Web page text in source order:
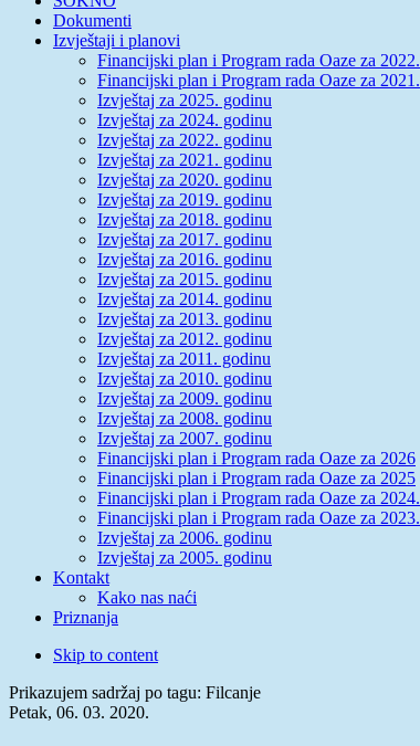
Dokumenti
Izvještaji i planovi
Financijski plan i Program rada Oaze za 2022.
Financijski plan i Program rada Oaze za 2021.
Izvještaj za 2025. godinu
Izvještaj za 2024. godinu
Izvještaj za 2022. godinu
Izvještaj za 2021. godinu
Izvještaj za 2020. godinu
Izvještaj za 2019. godinu
Izvještaj za 2018. godinu
Izvještaj za 2017. godinu
Izvještaj za 2016. godinu
Izvještaj za 2015. godinu
Izvještaj za 2014. godinu
Izvještaj za 2013. godinu
Izvještaj za 2012. godinu
Izvještaj za 2011. godinu
Izvještaj za 2010. godinu
Izvještaj za 2009. godinu
Izvještaj za 2008. godinu
Izvještaj za 2007. godinu
Financijski plan i Program rada Oaze za 2026
Financijski plan i Program rada Oaze za 2025
Financijski plan i Program rada Oaze za 2024.
Financijski plan i Program rada Oaze za 2023.
Izvještaj za 2006. godinu
Izvještaj za 2005. godinu
Kontakt
Kako nas naći
Priznanja
Skip to content
Prikazujem sadržaj po tagu: Filcanje
Petak, 06. 03. 2020.